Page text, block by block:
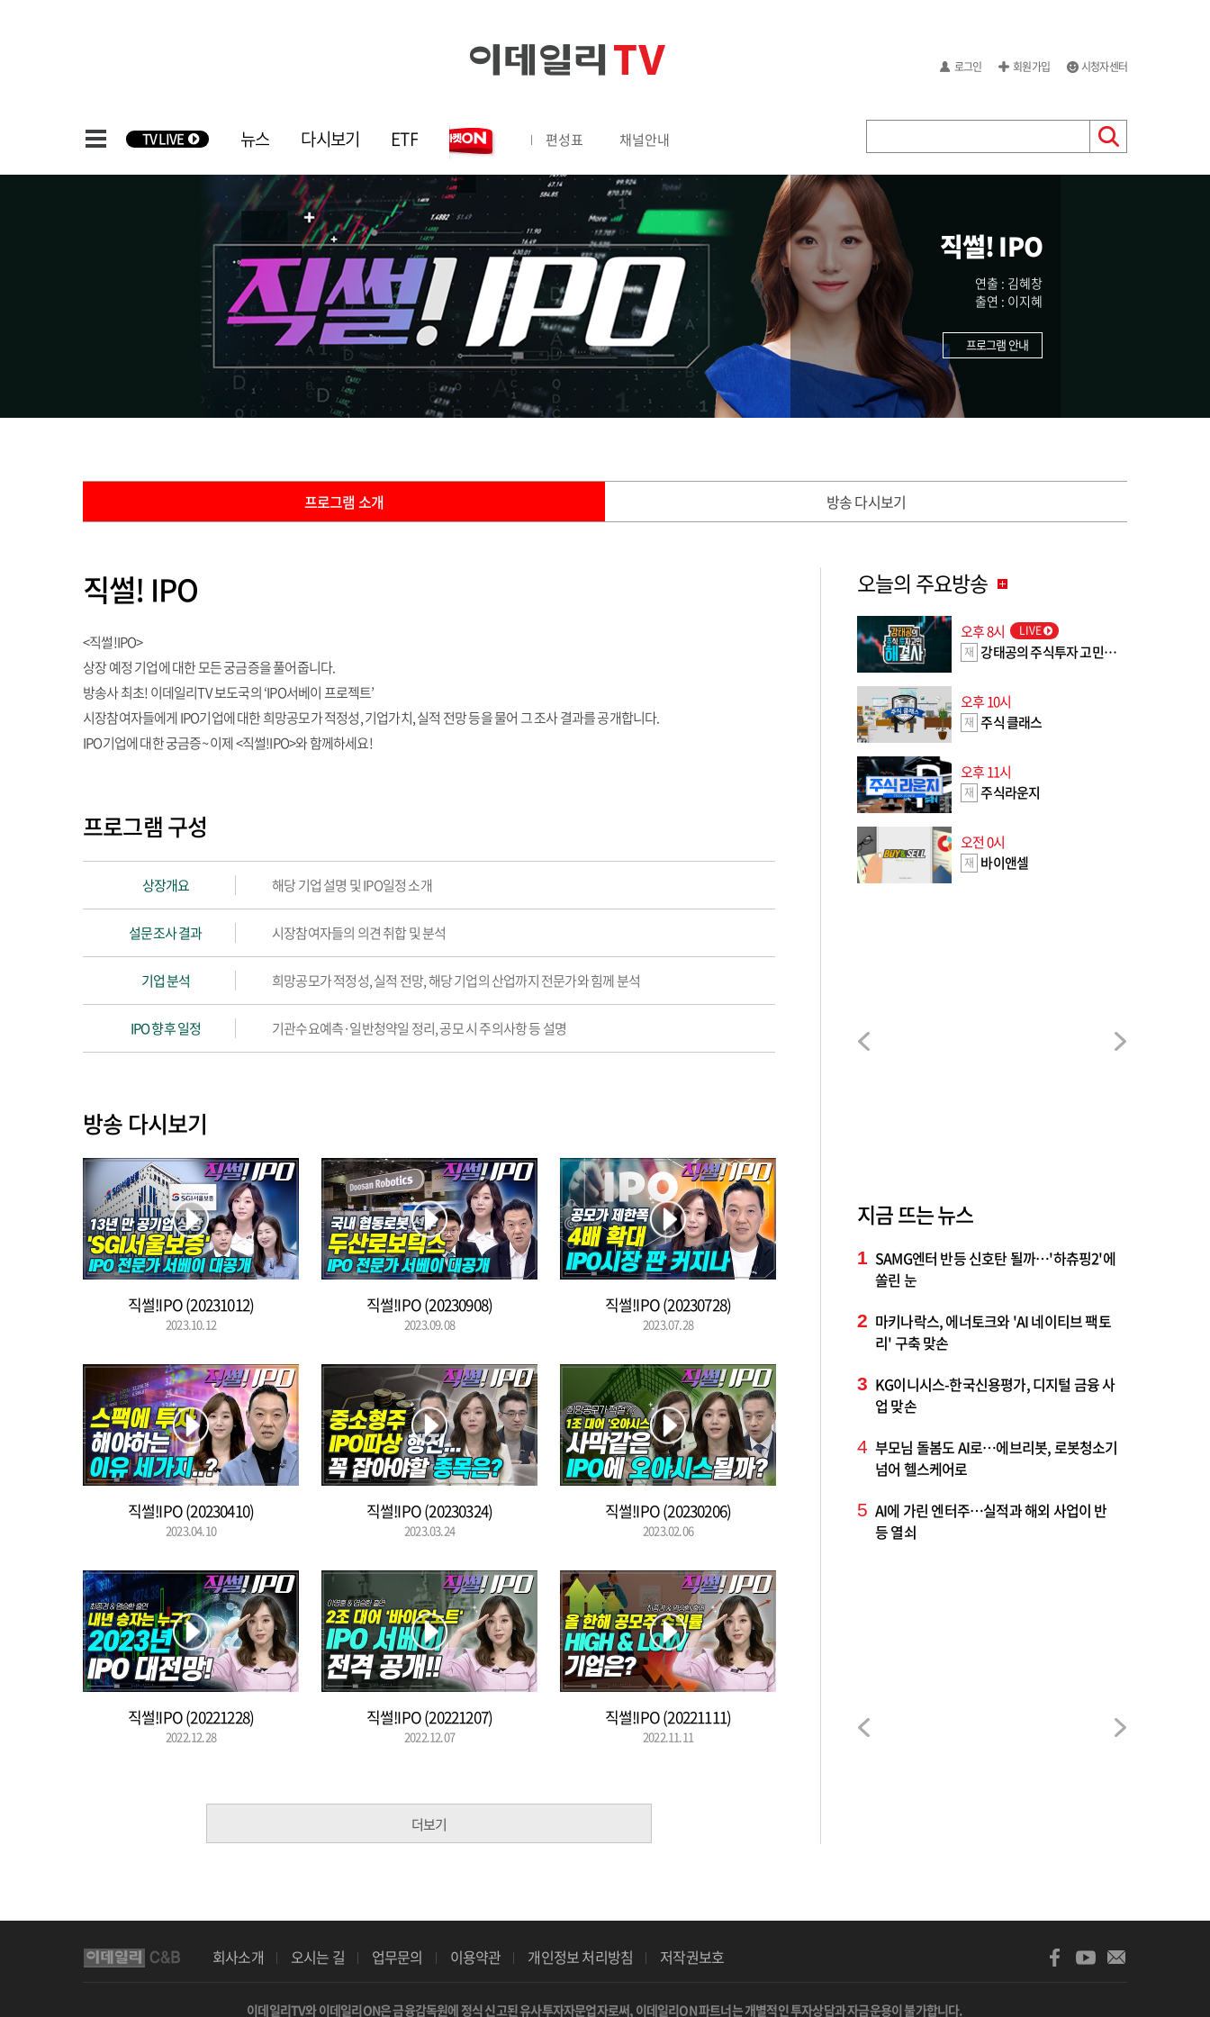
로그인 회원가입 시청자센터
TV LIVE 뉴스 다시보기 ETF 편성표 채널안내
직썰! IPO
연출 : 김혜창
출연 : 이지혜
프로그램 안내
프로그램 소개 방송 다시보기
직썰! IPO
<직썰!IPO>
상장 예정 기업에 대한 모든 궁금증을 풀어줍니다.
방송사 최초! 이데일리TV 보도국의 ‘IPO서베이 프로젝트’
시장참여자들에게 IPO기업에 대한 희망공모가 적정성, 기업가치, 실적 전망 등을 물어 그 조사 결과를 공개합니다.
IPO기업에 대한 궁금증~ 이제 <직썰!IPO>와 함께하세요!
프로그램 구성
상장개요 해당 기업 설명 및 IPO일정 소개
설문조사 결과 시장참여자들의 의견 취합 및 분석
기업 분석 희망공모가 적정성, 실적 전망, 해당 기업의 산업까지 전문가와 힘께 분석
IPO 향후 일정 기관수요예측·일반청약일 정리, 공모 시 주의사항 등 설명
방송 다시보기
직썰!IPO (20231012)
2023.10.12
직썰!IPO (20230908)
2023.09.08
직썰!IPO (20230728)
2023.07.28
직썰!IPO (20230410)
2023.04.10
직썰!IPO (20230324)
2023.03.24
직썰!IPO (20230206)
2023.02.06
직썰!IPO (20221228)
2022.12.28
직썰!IPO (20221207)
2022.12.07
직썰!IPO (20221111)
2022.11.11
더보기
오늘의 주요방송
오후 8시
LIVE
재 강태공의 주식투자 고민해결사
오후 10시
재 주식 클래스
오후 11시
재 주식라운지
오전 0시
재 바이앤셀
지금 뜨는 뉴스
1 SAMG엔터 반등 신호탄 될까…'하츄핑2'에
쏠린 눈
2 마키나락스, 에너토크와 'AI 네이티브 팩토
리' 구축 맞손
3 KG이니시스-한국신용평가, 디지털 금융 사
업 맞손
4 부모님 돌봄도 AI로…에브리봇, 로봇청소기
넘어 헬스케어로
5 AI에 가린 엔터주…실적과 해외 사업이 반
등 열쇠
회사소개 오시는 길 업무문의 이용약관 개인정보 처리방침 저작권보호
이데일리TV와 이데일리ON은 금융감독원에 정식 신고된 유사투자자문업자로써, 이데일리ON 파트너는 개별적인 투자상담과 자금운용이 불가합니다.